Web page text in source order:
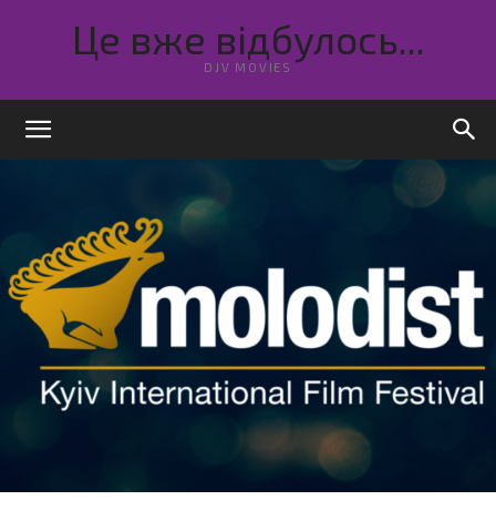
Це вже відбулось...
DJV MOVIES